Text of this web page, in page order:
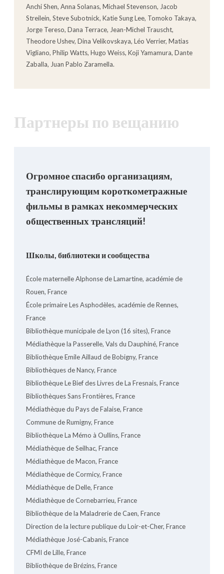
Anchi Shen, Anna Solanas, Michael Stevenson, Jacob
Streilein, Steve Subotnick, Katie Sung Lee, Tomoko Takaya,
Jorge Tereso, Dana Terrace, Jean-Michel Trauscht,
Theodore Ushev, Dina Velikovskaya, Léo Verrier, Matias
Vigliano, Philip Watts, Hugo Weiss, Koji Yamamura, Dante
Zaballa, Juan Pablo Zaramella.
Партнеры по вещанию
Огромное спасибо организациям,
транслирующим короткометражные
фильмы в рамках некоммерческих
общественных трансляций!
Школы, библиотеки и сообщества
École maternelle Alphonse de Lamartine, académie de
Rouen, France
École primaire Les Asphodèles, académie de Rennes,
France
Bibliothèque municipale de Lyon (16 sites), France
Médiathèque la Passerelle, Vals du Dauphiné, France
Bibliothèque Emile Aillaud de Bobigny, France
Bibliothèques de Nancy, France
Bibliothèque Le Bief des Livres de La Fresnais, France
Bibliothèques Sans Frontières, France
Médiathèque du Pays de Falaise, France
Commune de Rumigny, France
Bibliothèque La Mémo à Oullins, France
Médiathèque de Seilhac, France
Médiathèque de Macon, France
Médiathèque de Cormicy, France
Médiathèque de Delle, France
Médiathèque de Cornebarrieu, France
Bibliothèque de la Maladrerie de Caen, France
Direction de la lecture publique du Loir-et-Cher, France
Médiathèque José-Cabanis, France
CFMI de Lille, France
Bibliothèque de Brézins, France